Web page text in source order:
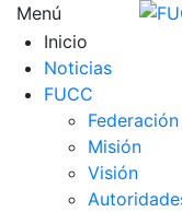
Menú
Inicio
Noticias
FUCC
Federación
Misión
Visión